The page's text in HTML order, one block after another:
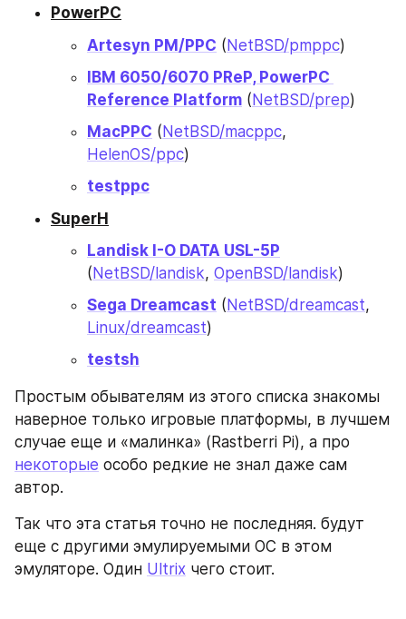
PowerPC
Artesyn PM/PPC (NetBSD/pmppc)
IBM 6050/6070 PReP, PowerPC
Reference Platform ( NetBSD/prep)
MacPPC ( NetBSD/macppc
HelenOS/ppc)
testppc
SuperH
Landisk I-O DATA USL-5P
( NetBSD/landisk, OpenBSD/landisk)
Sega Dreamcast ( NetBSD/dreamcast
Linux/dreamcast)
testsh
Простым обывателям из этого списка знакомы
наверное только игровые платформы, в лучшем
некоторые особо редкие не знал даже сам
автор.
Так что эта статья точно не последняя. будут
еще с другими эмулируемыми ОС в этом
эмуляторе. Один Ultrix чего стоит.